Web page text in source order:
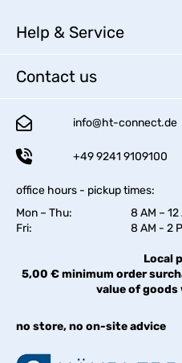
Help & Service
Contact us
info@ht-connect.de
+49 9241 9109100
office hours - pickup times:
Mon – Thu:
8 AM –
Fri:
8 AM - 2
Local
5,00 € minimum order
value of
no store, no on-site advice